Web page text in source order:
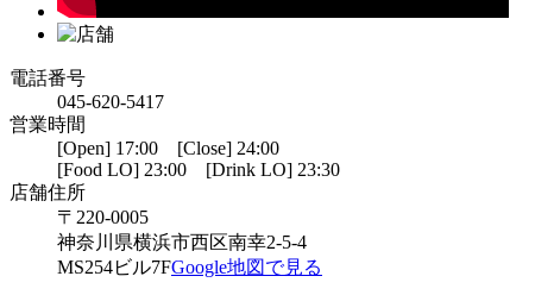
電話番号
045-620-5417
営業時間
[Open] 17:00 [Close] 24:00
[Food LO] 23:00 [Drink LO] 23:30
店舗住所
〒220-0005
神奈川県横浜市西区南幸2-5-4
MS254ビル7FGoogle地図で見る